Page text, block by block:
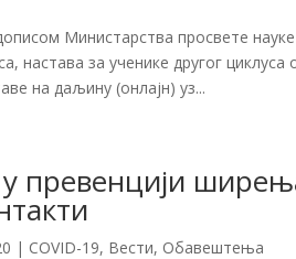
Министарства просвете
настава за ученике другог
на даљину (онлајн) уз...
превенцији
| COVID-19, Вести, Обавештења